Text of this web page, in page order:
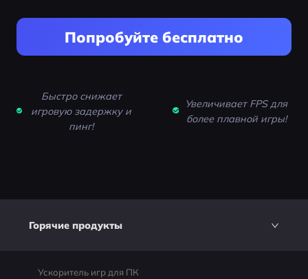
Попробуйте бесплатно
Быстро снижает
игровую задержку и
пинг!
Увеличивает FPS для
более плавной игры!
Горячие продукты
Ускоритель игр для ПК